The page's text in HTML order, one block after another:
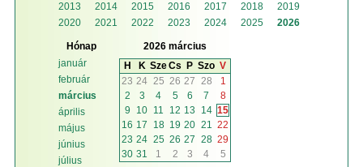
2013
2014 2015 2016 2017 2018
2019
2020
2021 2022 2023 2024 2025 2026
Hónap
január
február
március
április
május
június
július
2026 március
H
K SzeCs P Szo V
23 24 25 26 27 28
1
2
3 4 5 6 7
8
9
10 11 12 13 14 15
16 17 18 19 20 21
22
23 24 25 26 27 28 29
30 31 1 2 3 4 5